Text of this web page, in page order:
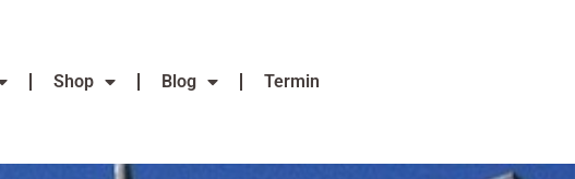
Shop Blog Termin